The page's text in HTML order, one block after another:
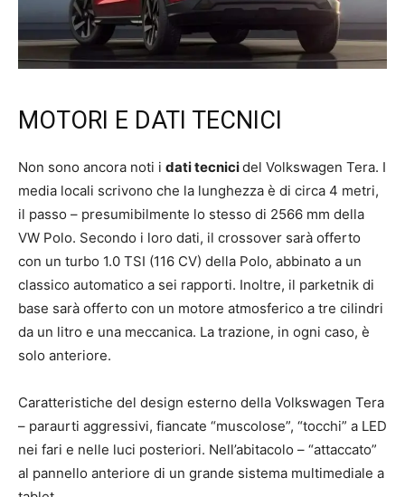
MOTORI E DATI TECNICI
Non sono ancora noti i dati tecnicidel Volkswagen Tera. I
media locali scrivono che la lunghezza è di circa 4 metri,
il passo – presumibilmente lo stesso di 2566 mm della
VW Polo. Secondo i loro dati, il crossover sarà offerto
con un turbo 1.0 TSI (116 CV) della Polo, abbinato a un
classico automatico a sei rapporti. Inoltre, il parketnik di
base sarà offerto con un motore atmosferico a tre cilindri
da un litro e una meccanica. La trazione, in ogni caso, è
solo anteriore.
Caratteristiche del design esterno della Volkswagen Tera
– paraurti aggressivi, fiancate “muscolose”, “tocchi” a LED
nei fari e nelle luci posteriori. Nell’abitacolo – “attaccato”
al pannello anteriore di un grande sistema multimediale a